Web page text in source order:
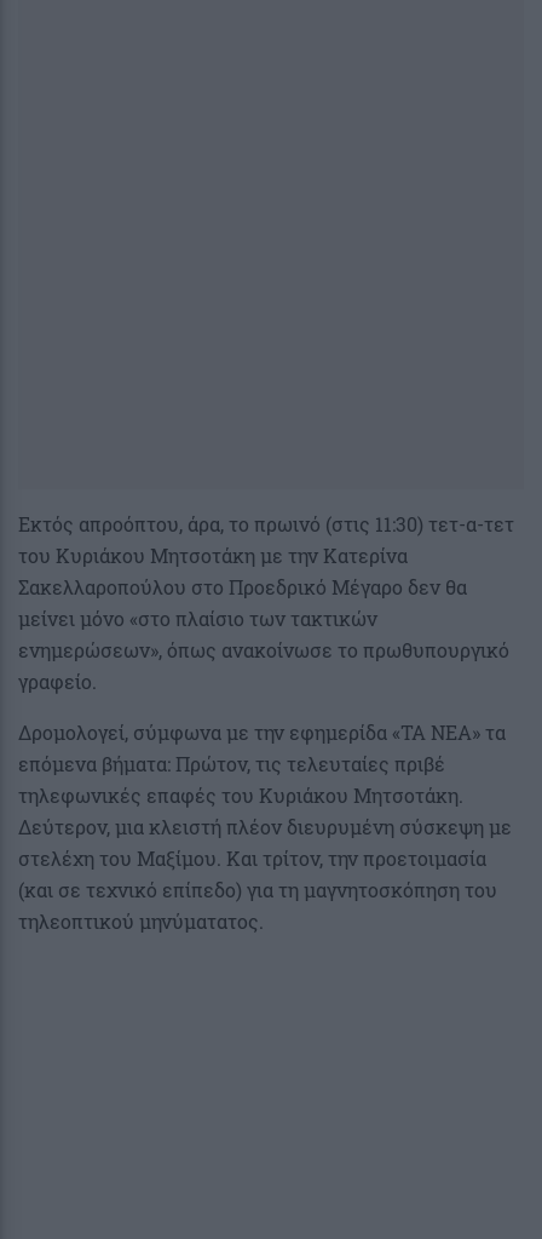
Εκτός απροόπτου, άρα, το πρωινό (στις 11:30) τετ-α-τετ
του Κυριάκου Μητσοτάκη με την Κατερίνα
Σακελλαροπούλου στο Προεδρικό Μέγαρο δεν θα
μείνει μόνο «στο πλαίσιο των τακτικών
ενημερώσεων», όπως ανακοίνωσε το πρωθυπουργικό
γραφείο.
Δρομολογεί, σύμφωνα με την εφημερίδα «ΤΑ ΝΕΑ» τα
επόμενα βήματα: Πρώτον, τις τελευταίες πριβέ
τηλεφωνικές επαφές του Κυριάκου Μητσοτάκη.
Δεύτερον, μια κλειστή πλέον διευρυμένη σύσκεψη με
στελέχη του Μαξίμου. Και τρίτον, την προετοιμασία
(και σε τεχνικό επίπεδο) για τη μαγνητοσκόπηση του
τηλεοπτικού μηνύματατος.